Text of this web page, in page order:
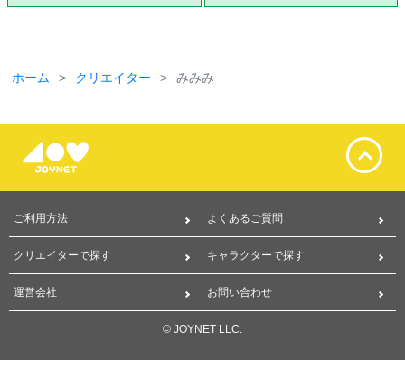
ホーム クリエイター みみみ
ご利用方法 よくあるご質問
クリエイターで探す キャラクターで探す
運営会社 お問い合わせ
© JOYNET LLC.